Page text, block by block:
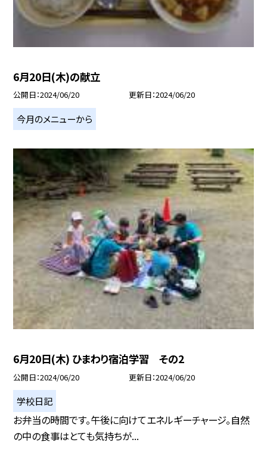
6月20日(木)の献立
公開日 2024/06/20 更新日 2024/06/20
今月のメニューから
6月20日(木) ひまわり宿泊学習 その2
公開日 2024/06/20 更新日 2024/06/20
学校日記
お弁当の時間です。午後に向けてエネルギーチャージ。自然
の中の食事はとても気持ちが...